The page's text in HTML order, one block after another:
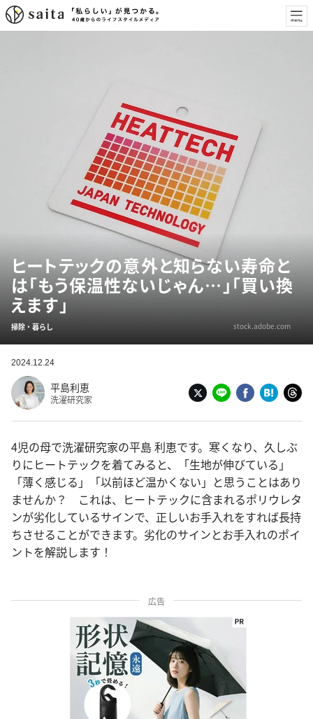
ヒートテックの意外と知らない寿命と
は「もう保温性ないじゃん…」「買い換
えます」
掃除・暮らし stock.adobe.com
2024.12.24
平島利恵
洗濯研究家
4児の母で洗濯研究家の平島 利恵です。寒くなり、久しぶ
りにヒートテックを着てみると、「生地が伸びている」
「薄く感じる」「以前ほど温かくない」と思うことはあり
ませんか？ これは、ヒートテックに含まれるポリウレタ
ンが劣化しているサインで、正しいお手入れをすれば長持
ちさせることができます。劣化のサインとお手入れのポイ
ントを解説します！
広告